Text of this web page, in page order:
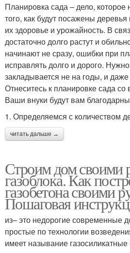
Планировка сада – дело,
того, как будут посажены деревья
их здоровье и урожайность. В
достаточно долго растут и
начинают не сразу, ошибки при
исправлять долго и дорого.
закладывается не на годы, и
Отнеситесь к планировке сада со
Ваши внуки будут вам
1. Определяемся с количеством
читать дальше →
Строим дом своими
газоблока. Как
газобетона своими
Пошаговая
из– это недорогие современные
простые по технологии
имеет называние газосиликатные